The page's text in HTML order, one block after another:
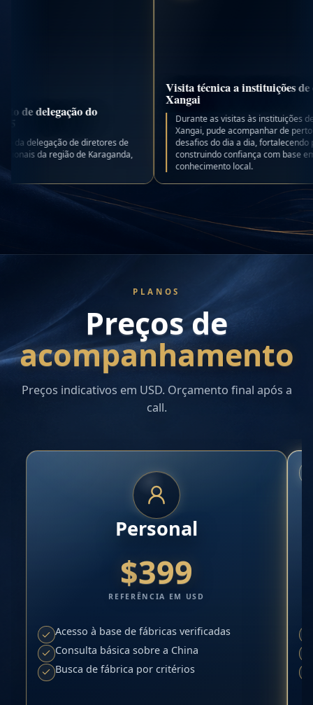
de
Visita técnica a instituições de ensino em
Durante as visitas às instituições de ensino em
Xangai, pude acompanhar de perto a rotina e os
desafios do dia a dia, fortalecendo parcerias e
construindo confiança com base em experiência e
PLANOS
Preços de
acompanhamento
Preços indicativos em USD. Orçamento final após a
call.
Personal
$399
REFERÊNCIA EM USD
Acesso à base de fábricas verificadas
Consulta básica sobre a China
Busca de fábrica por critérios